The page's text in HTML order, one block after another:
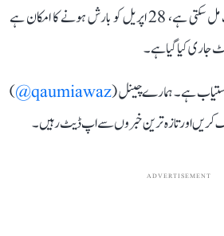
میں لوگوں کو گرمی سے راحت مل سکتی ہے، 28 اپریل کو بارش ہونے کا امکان ہے
دستیاب ہے۔ ہمارے چینل (qaumiawaz@
)
کریں اور تازہ ترین خبروں سے اپ ڈیٹ رہیں۔
ADVERTISEMENT